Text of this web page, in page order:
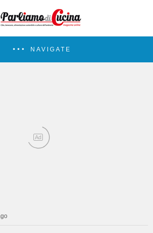
NAVIGATE
Ad